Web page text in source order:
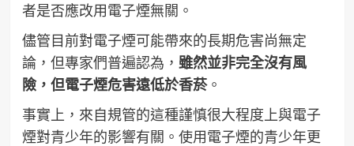
者是否應改用電子煙無關。
儘管目前對電子煙可能帶來的長期危害尚無定
論，但專家們普遍認為， 雖然並非完全沒有風
險，但電子煙危害遠低於香菸。
事實上，來自規管的這種謹慎很大程度上與電子
煙對青少年的影響有關。使用電子煙的青少年更